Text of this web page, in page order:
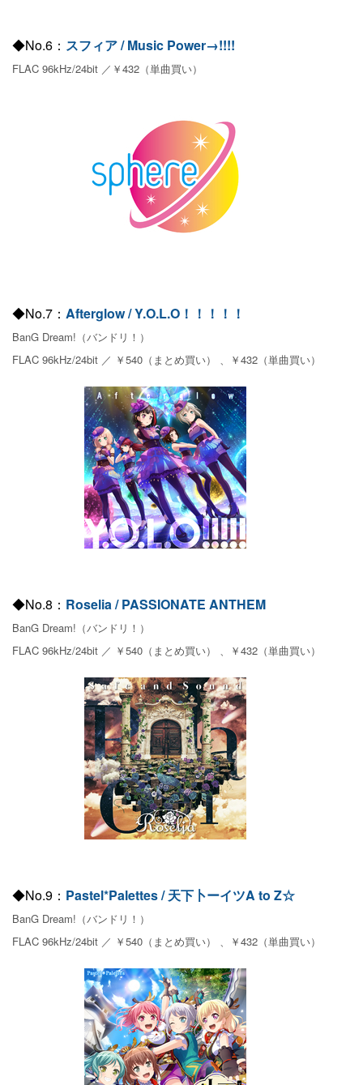
◆No.6： スフィア / Music Power→!!!!
FLAC 96kHz/24bit ／￥432（単曲買い）
◆No.7： Afterglow / Y.O.L.O！！！！！
BanG Dream!（バンドリ！）
FLAC 96kHz/24bit ／ ￥540（まとめ買い） 、￥432（単曲買い）
◆No.8： Roselia / PASSIONATE ANTHEM
BanG Dream!（バンドリ！）
FLAC 96kHz/24bit ／ ￥540（まとめ買い） 、￥432（単曲買い）
◆No.9： Pastel*Palettes / 天下卜ーイツA to Z☆
BanG Dream!（バンドリ！）
FLAC 96kHz/24bit ／ ￥540（まとめ買い） 、￥432（単曲買い）